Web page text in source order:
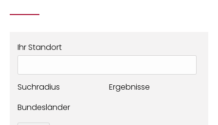
Ihr Standort
Suchradius
Ergebnisse
Bundesländer